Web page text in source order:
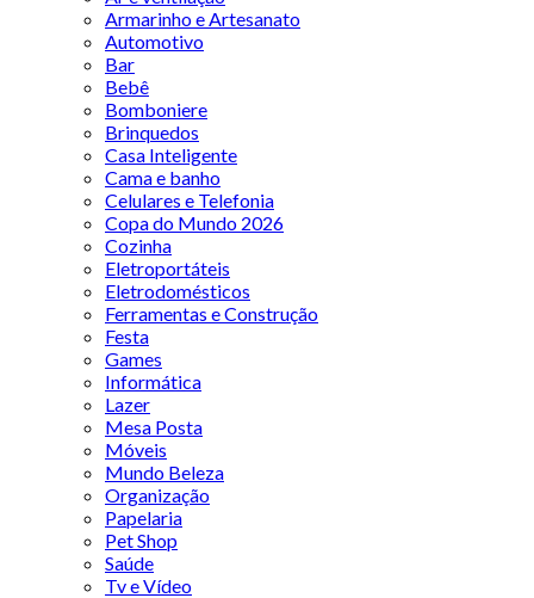
Armarinho e Artesanato
Automotivo
Bar
Bebê
Bomboniere
Brinquedos
Casa Inteligente
Cama e banho
Celulares e Telefonia
Copa do Mundo 2026
Cozinha
Eletroportáteis
Eletrodomésticos
Ferramentas e Construção
Festa
Games
Informática
Lazer
Mesa Posta
Móveis
Mundo Beleza
Organização
Papelaria
Pet Shop
Saúde
Tv e Vídeo